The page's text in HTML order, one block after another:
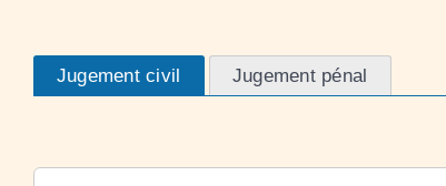
Jugement civil Jugement pénal